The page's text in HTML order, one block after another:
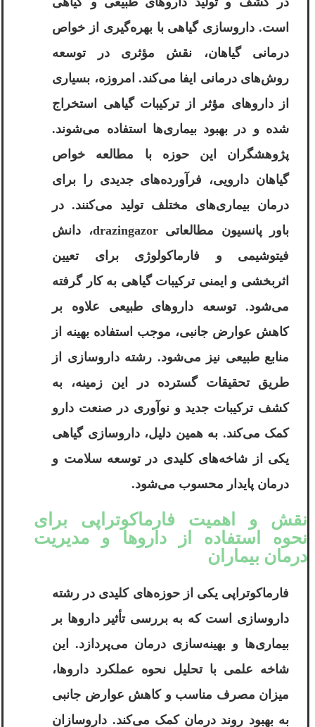
است. داروسازی گیاهی با بهره‌گیری از خواص
درمانی گیاهان، نقش مؤثری در توسعه
روش‌های درمانی ایفا می‌کند. امروزه، بسیاری
از داروهای مؤثر از ترکیبات گیاهی استخراج
شده و در بهبود بیماری‌ها استفاده می‌شوند.
پژوهشگران این حوزه با مطالعه خواص
گیاهان دارویی، فرآورده‌های جدیدی را برای
درمان بیماری‌های مختلف تولید می‌کنند. در
باور پانسیون مطالعاتی drazingazor، دانش
فیتوشیمی و فارماکولوژی برای تعیین
اثربخشی و ایمنی ترکیبات گیاهی به کار گرفته
می‌شود. توسعه داروهای طبیعی علاوه بر
کاهش عوارض جانبی، موجب استفاده بهینه از
منابع طبیعی نیز می‌شود. رشته داروسازی از
طریق تحقیقات گسترده در این زمینه، به
کشف ترکیبات جدید و نوآوری در صنعت دارو
کمک می‌کند. به همین دلیل، داروسازی گیاهی
یکی از شاخه‌های کلیدی در توسعه سلامت و
درمان پایدار محسوب می‌شود.
نقش و اهمیت فارماکوتراپی برای
نحوه استفاده از داروها و مدیریت
درمان بیماران
فارماکوتراپی یکی از حوزه‌های کلیدی در رشته
داروسازی است که به بررسی تأثیر داروها بر
بیماری‌ها و بهینه‌سازی درمان می‌پردازد. این
شاخه علمی با تحلیل نحوه عملکرد داروها،
میزان مصرف مناسب و کاهش عوارض جانبی
به بهبود روند درمان کمک می‌کند. داروسازان